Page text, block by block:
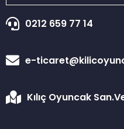
0212 659 77 14
e-
Kılıç Oyuncak